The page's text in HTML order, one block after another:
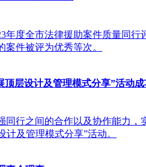
度全市法律援助案件质量同
件被评为优秀等次。
层设计及管理模式分享”活动
行之间的合作以及协作能力
及管理模式分享”活动。